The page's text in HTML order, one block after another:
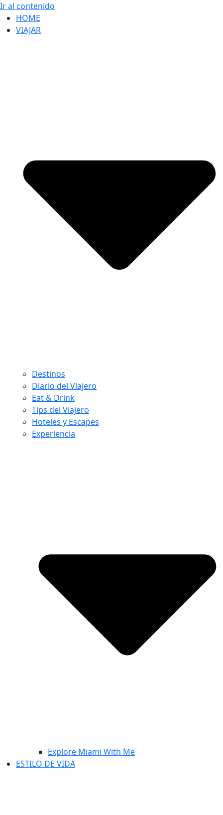
Ir al contenido
HOME
VIAJAR
Destinos
Diario del Viajero
Eat & Drink
Tips del Viajero
Hoteles y Escapes
Experiencia
Explore Miami With Me
ESTILO DE VIDA